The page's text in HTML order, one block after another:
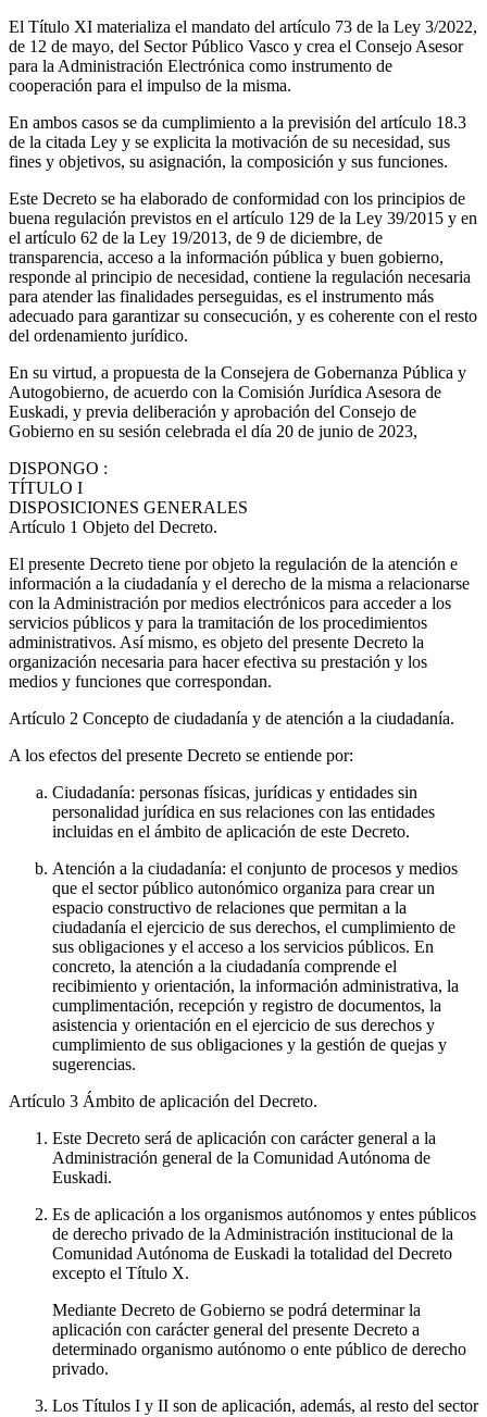
El Título XI materializa el mandato del artículo 73 de la Ley 3/2022,
de 12 de mayo, del Sector Público Vasco y crea el Consejo Asesor
para la Administración Electrónica como instrumento de
cooperación para el impulso de la misma.
En ambos casos se da cumplimiento a la previsión del artículo 18.3
de la citada Ley y se explicita la motivación de su necesidad, sus
fines y objetivos, su asignación, la composición y sus funciones.
Este Decreto se ha elaborado de conformidad con los principios de
buena regulación previstos en el artículo 129 de la Ley 39/2015 y en
el artículo 62 de la Ley 19/2013, de 9 de diciembre, de
transparencia, acceso a la información pública y buen gobierno,
responde al principio de necesidad, contiene la regulación necesaria
para atender las finalidades perseguidas, es el instrumento más
adecuado para garantizar su consecución, y es coherente con el resto
del ordenamiento jurídico.
En su virtud, a propuesta de la Consejera de Gobernanza Pública y
Autogobierno, de acuerdo con la Comisión Jurídica Asesora de
Euskadi, y previa deliberación y aprobación del Consejo de
Gobierno en su sesión celebrada el día 20 de junio de 2023,
DISPONGO :
TÍTULO I
DISPOSICIONES GENERALES
Artículo 1 Objeto del Decreto.
El presente Decreto tiene por objeto la regulación de la atención e
información a la ciudadanía y el derecho de la misma a relacionarse
con la Administración por medios electrónicos para acceder a los
servicios públicos y para la tramitación de los procedimientos
administrativos. Así mismo, es objeto del presente Decreto la
organización necesaria para hacer efectiva su prestación y los
medios y funciones que correspondan.
Artículo 2 Concepto de ciudadanía y de atención a la ciudadanía.
A los efectos del presente Decreto se entiende por:
Ciudadanía: personas físicas, jurídicas y entidades sin
personalidad jurídica en sus relaciones con las entidades
incluidas en el ámbito de aplicación de este Decreto.
Atención a la ciudadanía: el conjunto de procesos y medios
que el sector público autonómico organiza para crear un
espacio constructivo de relaciones que permitan a la
ciudadanía el ejercicio de sus derechos, el cumplimiento de
sus obligaciones y el acceso a los servicios públicos. En
concreto, la atención a la ciudadanía comprende el
recibimiento y orientación, la información administrativa, la
cumplimentación, recepción y registro de documentos, la
asistencia y orientación en el ejercicio de sus derechos y
cumplimiento de sus obligaciones y la gestión de quejas y
sugerencias.
Artículo 3 Ámbito de aplicación del Decreto.
Este Decreto será de aplicación con carácter general a la
Administración general de la Comunidad Autónoma de
Euskadi.
Es de aplicación a los organismos autónomos y entes públicos
de derecho privado de la Administración institucional de la
Comunidad Autónoma de Euskadi la totalidad del Decreto
excepto el Título X.
Mediante Decreto de Gobierno se podrá determinar la
aplicación con carácter general del presente Decreto a
determinado organismo autónomo o ente público de derecho
privado.
Los Títulos I y II son de aplicación, además, al resto del sector